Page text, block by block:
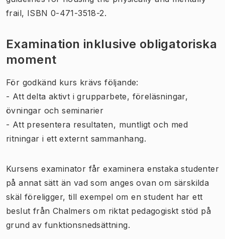
frail, ISBN 0-471-3518-2.
Examination inklusive obligatoriska
moment
För godkänd kurs krävs följande:
- Att delta aktivt i grupparbete, föreläsningar,
övningar och seminarier
- Att presentera resultaten, muntligt och med
ritningar i ett externt sammanhang.
Kursens examinator får examinera enstaka studenter
på annat sätt än vad som anges ovan om särskilda
skäl föreligger, till exempel om en student har ett
beslut från Chalmers om riktat pedagogiskt stöd på
grund av funktionsnedsättning.